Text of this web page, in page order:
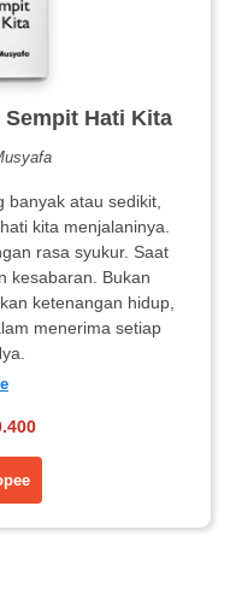
Hati Kita
banyak atau sedikit,
kita menjalaninya.
rasa syukur. Saat
kesabaran. Bukan
ketenangan hidup,
menerima setiap